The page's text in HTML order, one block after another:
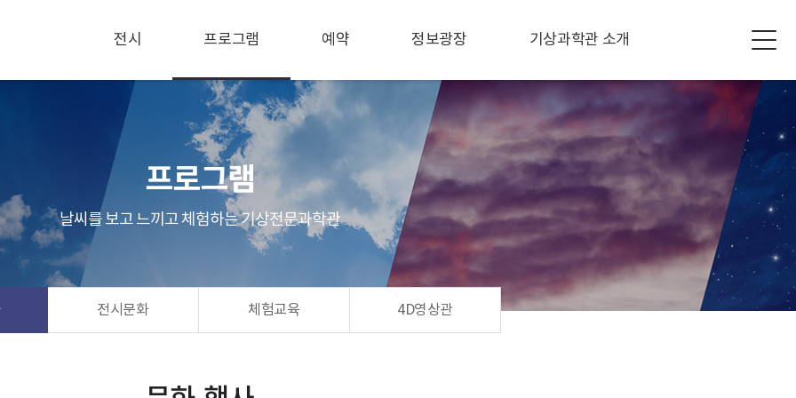
전시 프로그램 예약 정보광장 기상과학관 소개
프로그램
날씨를 보고 느끼고 체험하는 기상전문과학관
전시문화 체험교육 4D영상관